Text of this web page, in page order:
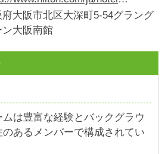
府大阪市北区大深町5-54グラング
ン大阪南館
は豊富な経験とバックグラウ
あるメンバーで構成されてい